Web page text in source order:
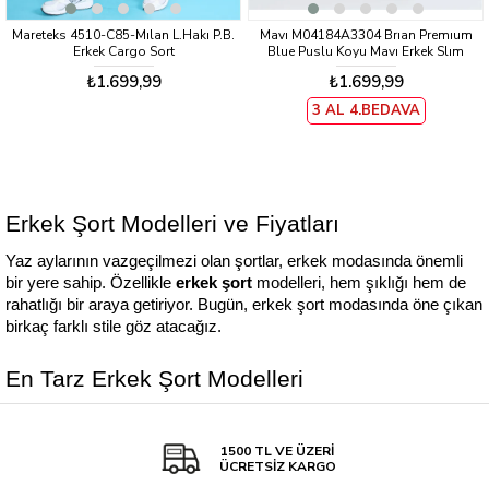
Mareteks 4510-C85-Mılan L.Hakı P.B.
Erkek Cargo Sort
₺1.699,99
Mavı M04184A3304 Brıan Premıum
Blue Puslu Koyu Mavı Erkek Slım
Denım Sort
₺1.699,99
3 AL 4.BEDAVA
Erkek Şort Modelleri ve Fiyatları
Yaz aylarının vazgeçilmezi olan şortlar, erkek modasında önemli
bir yere sahip. Özellikle erkek şort modelleri, hem şıklığı hem de
rahatlığı bir araya getiriyor. Bugün, erkek şort modasında öne çıkan
birkaç farklı stile göz atacağız.
En Tarz Erkek Şort Modelleri
modelleri oldukça işlevsel. Cepleri sayesinde hem spor hem de
1500 TL VE ÜZERİ
ÜCRETSİZ KARGO